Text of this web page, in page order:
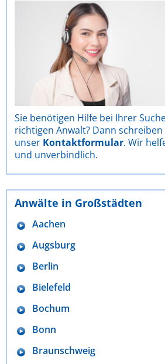
Sie benötigen Hilfe bei Ihrer
richtigen Anwalt? Dann
unser Kontaktformular. Wir
und unverbindlich.
Anwälte in Großstädten
Aachen
Augsburg
Berlin
Bielefeld
Bochum
Bonn
Braunschweig